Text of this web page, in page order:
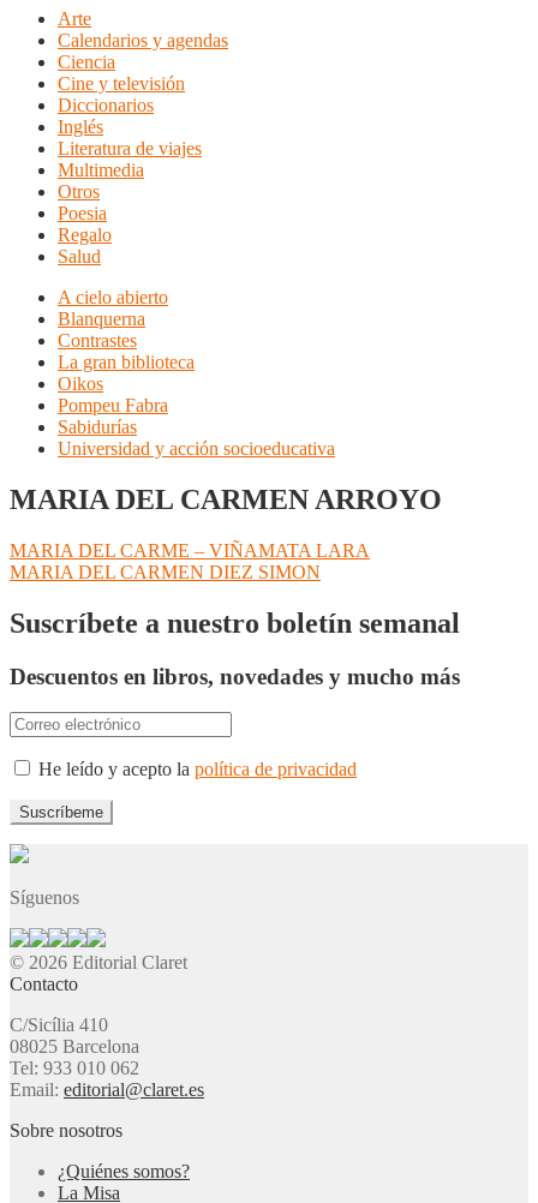
Arte
Calendarios y agendas
Ciencia
Cine y televisión
Diccionarios
Inglés
Literatura de viajes
Multimedia
Otros
Poesia
Regalo
Salud
A cielo abierto
Blanquerna
Contrastes
La gran biblioteca
Oikos
Pompeu Fabra
Sabidurías
Universidad y acción socioeducativa
MARIA DEL CARMEN ARROYO
Navegación
de
entradas
Anterior:
MARIA DEL CARME – VIÑAMATA LARA
Siguiente:
MARIA DEL CARMEN DIEZ SIMON
Suscríbete a nuestro boletín semanal
Descuentos en libros, novedades y mucho más
He leído y acepto la política de privacidad
Síguenos
© 2026 Editorial Claret
Contacto
C/Sicília 410
08025 Barcelona
Tel: 933 010 062
Email: editorial@claret.es
Sobre nosotros
¿Quiénes somos?
La Misa